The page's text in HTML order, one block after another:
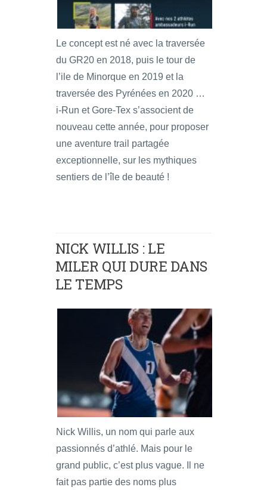
Le concept est né avec la traversée
du GR20 en 2018, puis le tour de
l’ile de Minorque en 2019 et la
traversée des Pyrénées en 2020 …
i-Run et Gore-Tex s’associent de
nouveau cette année, pour proposer
une aventure trail partagée
exceptionnelle, sur les mythiques
sentiers de l’île de beauté !
NICK WILLIS : LE
MILER QUI DURE DANS
LE TEMPS
Nick Willis, un nom qui parle aux
passionnés d’athlé. Mais pour le
grand public, c’est plus vague. Il ne
fait pas partie des noms plus